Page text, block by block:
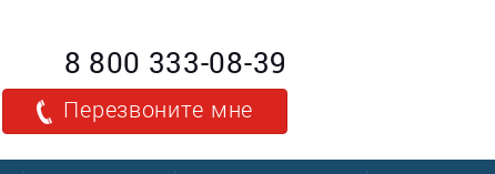
8 800 333-08-39
Перезвоните мне